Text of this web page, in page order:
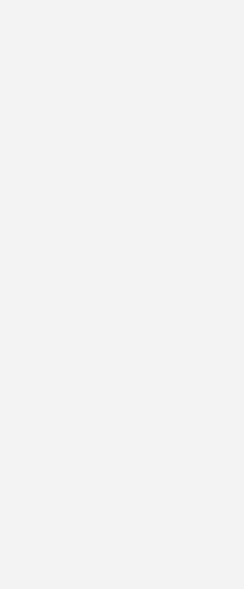
Fläche auftrifft. Trotzdem
verwendet.
einem
genannt.
eines
zum Sehen“, siehe
Sicht den Lichtstrom, den
der
oder vorgegebene
DIN-Normen (DIN EN
von
müssen. Für private
– gibt es keine DIN-
gute Lichtplanung zu
in Seminaren und bei